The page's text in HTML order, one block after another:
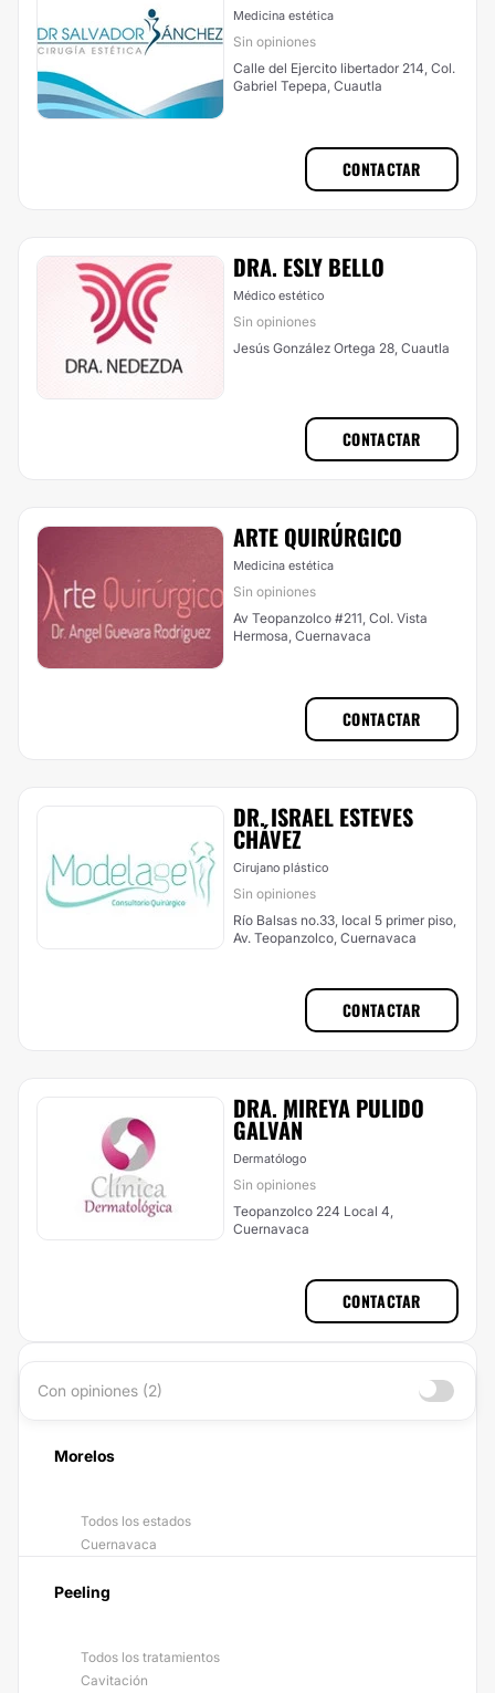
Medicina estética
Sin opiniones
Calle del Ejercito libertador 214, Col.
Gabriel Tepepa, Cuautla
CONTACTAR
DRA. ESLY BELLO
Médico estético
Sin opiniones
Jesús González Ortega 28, Cuautla
CONTACTAR
ARTE QUIRÚRGICO
Medicina estética
Sin opiniones
Av Teopanzolco #211, Col. Vista
Hermosa, Cuernavaca
CONTACTAR
DR. ISRAEL ESTEVES
CHÁVEZ
Cirujano plástico
Sin opiniones
Río Balsas no.33, local 5 primer piso,
Av. Teopanzolco, Cuernavaca
CONTACTAR
DRA. MIREYA PULIDO
GALVÁN
Dermatólogo
Sin opiniones
Teopanzolco 224 Local 4,
Cuernavaca
CONTACTAR
Con opiniones (2)
Morelos
Todos los estados
Cuernavaca
Peeling
Todos los tratamientos
Cavitación